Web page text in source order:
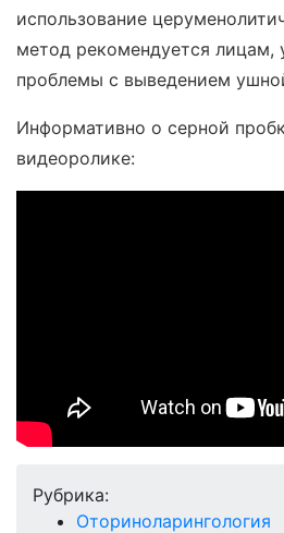
использование
метод рекомендуется лицам,
проблемы с выведением
Информативно о серной
видеоролике:
Рубрика:
Оториноларингология